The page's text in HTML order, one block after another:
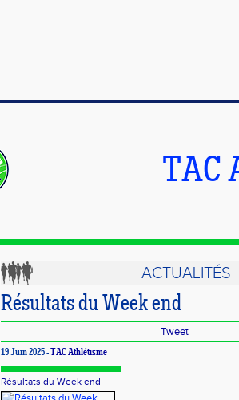
TAC
ACTUALITÉS
Résultats du Week end
Tweet
19 Juin 2025 -TAC Athlétisme
Résultats du Week end